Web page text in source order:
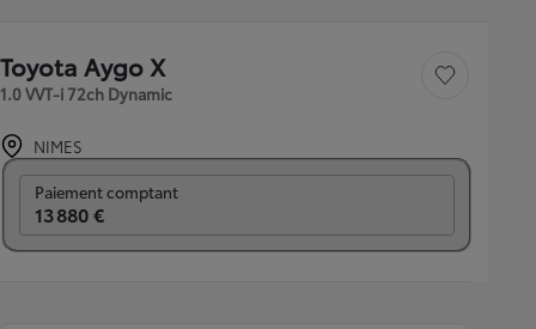
Toyota Aygo X
1.0 VVT-i 72ch Dynamic
Sauvegarder le
NIMES
Paiement comptant
13 880 €